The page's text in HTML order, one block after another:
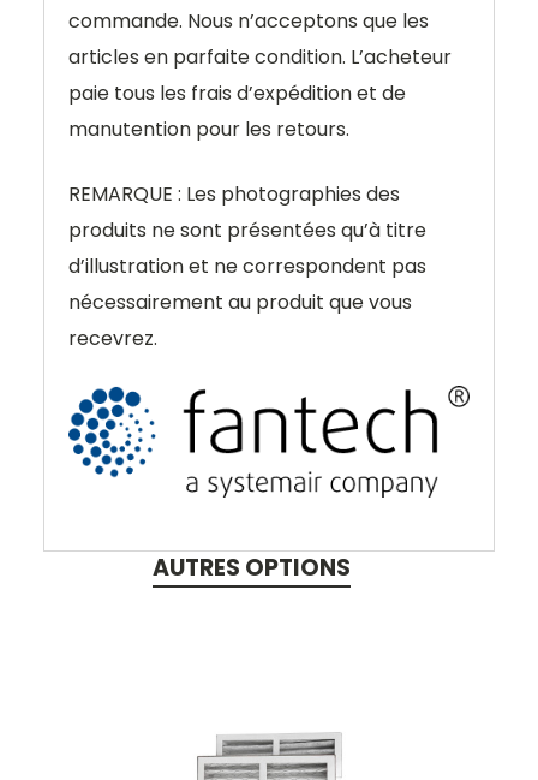
commande. Nous n’acceptons que les
articles en parfaite condition. L’acheteur
paie tous les frais d’expédition et de
manutention pour les retours.
REMARQUE : Les photographies des
produits ne sont présentées qu’à titre
d’illustration et ne correspondent pas
nécessairement au produit que vous
recevrez.
AUTRES OPTIONS